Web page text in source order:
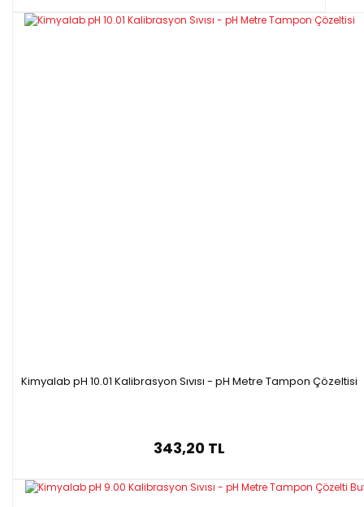
Kimyalab pH 10.01 Kalibrasyon Sıvısı - pH Metre Tampon Çözeltisi
343,20 TL